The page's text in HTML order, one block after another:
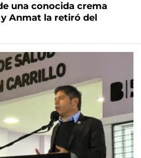
una conocida crema
Anmat la retiró del